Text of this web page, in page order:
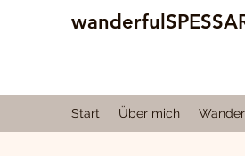
Start Über mich